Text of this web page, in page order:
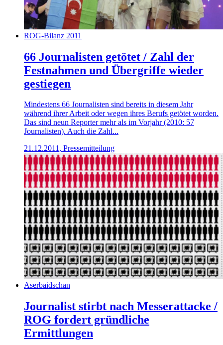
ROG-Bilanz 2011
66 Journalisten getötet / Zahl der
Festnahmen und Übergriffe wieder
gestiegen
Mindestens 66 Journalisten sind bereits in diesem Jahr
während ihrer Arbeit oder wegen ihres Berufs getötet worden.
Das sind neun Reporter mehr als im Vorjahr (2010: 57
Journalisten). Auch die Zahl...
21.12.2011, Pressemitteilung
Aserbaidschan
Journalist stirbt nach Messerattacke /
ROG fordert gründliche
Ermittlungen